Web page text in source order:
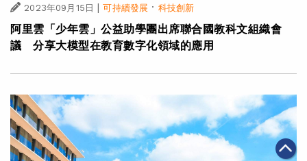
2023年09月15日 | 可持續發展 · 科技創新
阿里雲「少年雲」公益助學團出席聯合國教科文組織會
議 分享大模型在教育數字化領域的應用